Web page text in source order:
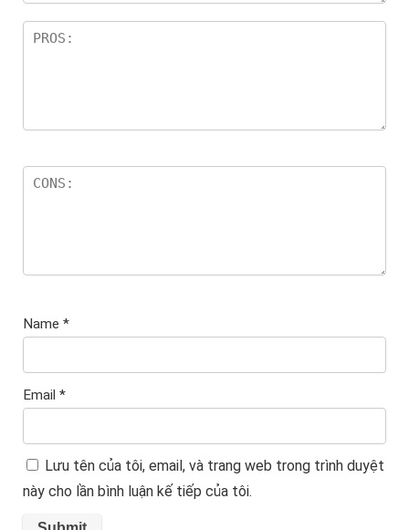
Name *
Email *
Lưu tên của tôi, email, và trang web trong trình duyệt
này cho lần bình luận kế tiếp của tôi.